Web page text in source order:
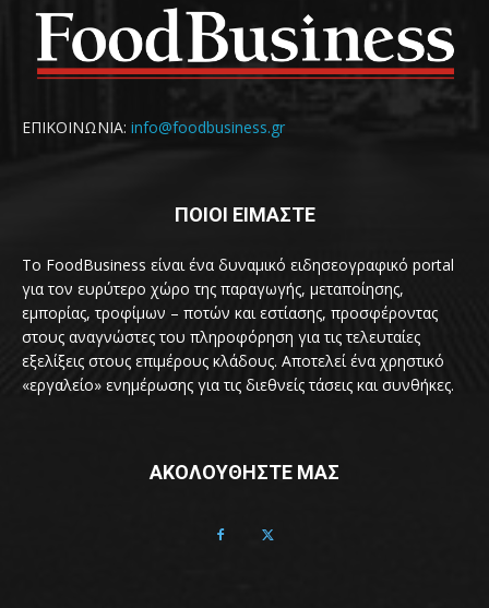
ΕΠΙΚΟΙΝΩΝΙΑ: info@foodbusiness.gr
ΠΟΙΟΙ ΕΙΜΑΣΤΕ
Το FoodBusiness είναι ένα δυναμικό ειδησεογραφικό portal
για τον ευρύτερο χώρο της παραγωγής, μεταποίησης,
εμπορίας, τροφίμων – ποτών και εστίασης, προσφέροντας
στους αναγνώστες του πληροφόρηση για τις τελευταίες
εξελίξεις στους επιμέρους κλάδους. Αποτελεί ένα χρηστικό
«εργαλείο» ενημέρωσης για τις διεθνείς τάσεις και συνθήκες.
ΑΚΟΛΟΥΘΗΣΤΕ ΜΑΣ